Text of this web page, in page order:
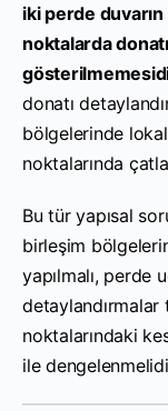
iki perde
noktalarda
donatı
bölgelerinde
noktalarında
Bu tür yapısal
birleşim
yapılmalı, perde
noktalarındaki
ile